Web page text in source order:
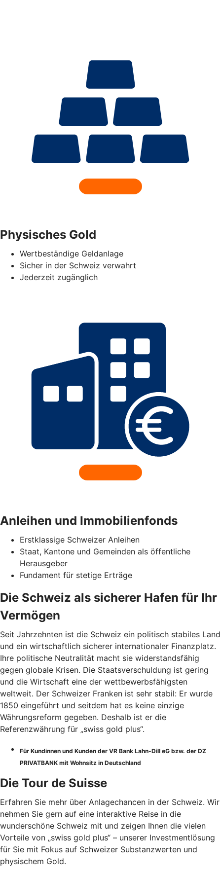
Physisches Gold
Wertbeständige Geldanlage
Sicher in der Schweiz verwahrt
Jederzeit zugänglich
Anleihen und Immobilienfonds
Erstklassige Schweizer Anleihen
Staat, Kantone und Gemeinden als öffentliche
Herausgeber
Fundament für stetige Erträge
Die Schweiz als sicherer Hafen für Ihr
Vermögen
Seit Jahrzehnten ist die Schweiz ein politisch stabiles Land
und ein wirtschaftlich sicherer internationaler Finanzplatz.
Ihre politische Neutralität macht sie widerstandsfähig
gegen globale Krisen. Die Staatsverschuldung ist gering
und die Wirtschaft eine der wettbewerbsfähigsten
weltweit. Der Schweizer Franken ist sehr stabil: Er wurde
1850 eingeführt und seitdem hat es keine einzige
Währungsreform gegeben. Deshalb ist er die
Referenzwährung für „swiss gold plus“.
Für Kundinnen und Kunden der VR Bank Lahn-Dill eG bzw. der DZ
PRIVATBANK mit Wohnsitz in Deutschland
Die Tour de Suisse
Erfahren Sie mehr über Anlagechancen in der Schweiz. Wir
nehmen Sie gern auf eine interaktive Reise in die
wunderschöne Schweiz mit und zeigen Ihnen die vielen
Vorteile von „swiss gold plus“ – unserer Investmentlösung
für Sie mit Fokus auf Schweizer Substanzwerten und
physischem Gold.